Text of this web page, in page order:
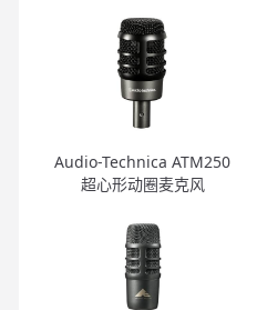
Audio-Technica ATM250
超心形动圈麦克风